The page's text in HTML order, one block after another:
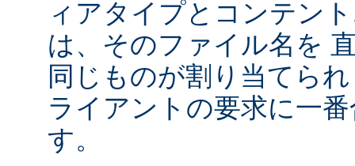
ィアタイプとコンテン
は、そのファイル名を
同じものが割り当てら
ライアントの要求に一
す。